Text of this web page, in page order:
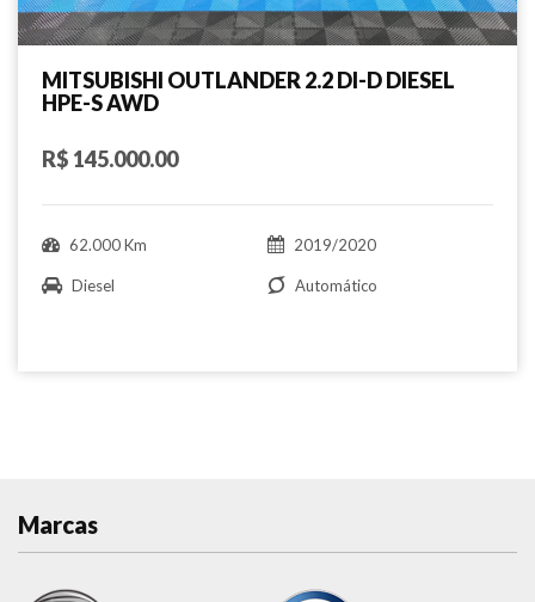
MITSUBISHI OUTLANDER 2.2 DI-D DIESEL
HPE-S AWD
R$ 145.000.00
62.000 Km 2019/2020
Diesel Automático
Marcas